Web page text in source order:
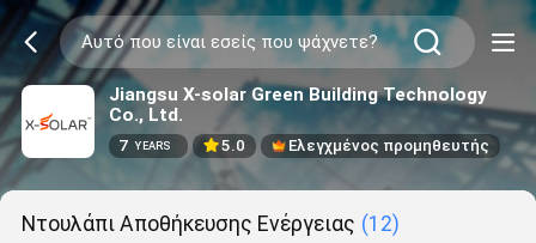
Jiangsu X-solar Green Building Technology
Co., Ltd.
7 YEARS 5.0 Ελεγχμένος προμηθευτής
Ντουλάπι Αποθήκευσης Ενέργειας (12)